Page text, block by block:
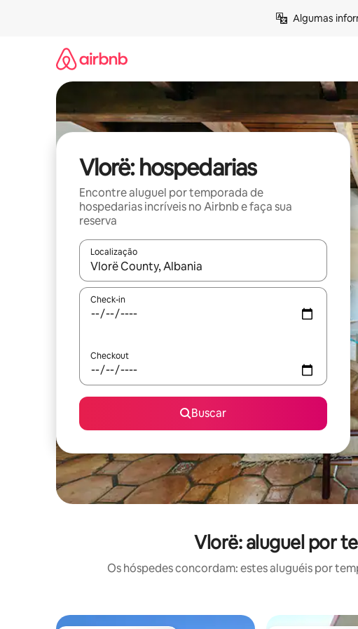
Algumas
Vlorë: hospedarias
Encontre aluguel por temporada de
hospedarias incríveis no Airbnb e faça sua
reserva
Localização
Quando os resultados estiverem disponíveis, explore-os
Check-in
Checkout
Buscar
Vlorë: aluguel por
Os hóspedes concordam: estes aluguéis por